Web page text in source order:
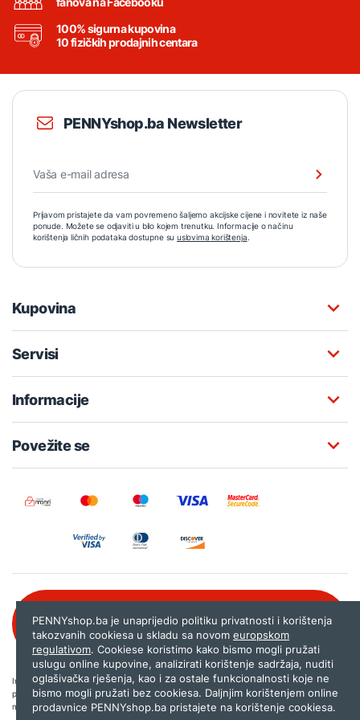
100% sigurna kupovina
10 fizičkih prodajnih centara
PENNYshop.ba Newsletter
Prijavom pristajete da vam povremeno šaljemo akcijske cijene i novitete iz naše
ponude. Možete se odjaviti u bilo kojem trenutku. Informacije o načinu
korištenja ličnih podataka dostupne su uslovima korištenja.
Kupovina
Servisi
Informacije
Povežite se
080 020 261
Internet trgovina PENNYshop.ba nastoji objavljivati samo provjerene i pravilne
podatke. Ako na našoj stranici otkrijete neistinite, odnosno neadekvatne informacije,
molimo vas da nam to javite nashop@pennyplus.com .
PENNYshop.ba je unaprijedio politiku privatnosti i korištenja
takozvanih cookiesa u skladu sa novom europskom
regulativom. Cookiese koristimo kako bismo mogli pružati
uslugu online kupovine, analizirati korištenje sadržaja, nuditi
oglašivačka rješenja, kao i za ostale funkcionalnosti koje ne
bismo mogli pružati bez cookiesa. Daljnjim korištenjem online
prodavnice PENNYshop.ba pristajete na korištenje cookiesa.